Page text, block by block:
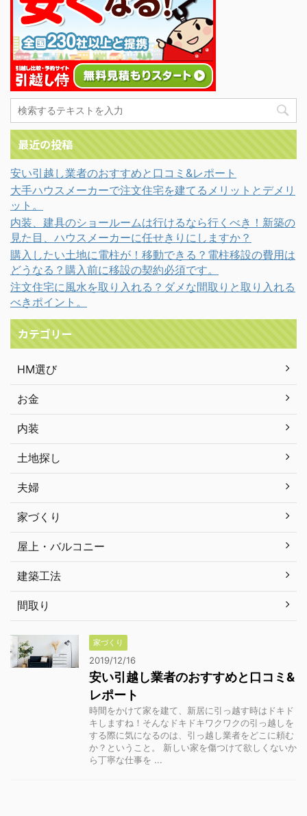
最近の投稿
安い引越し業者のおすすめと口コミ&レポート
大手ハウスメーカーで注文住宅を建てるメリットとデメリ
ット。
内装、建具のショールームは行けるなら行くべき！新築の
見た目、ハウスメーカーに任せきりにしますか？
購入したい土地に電柱が！移動できる？電柱移設の費用は
どうなる？購入前に移設の契約必須です。
注文住宅に風水を取り入れる？ダメな間取りと取り入れる
べきポイント。
カテゴリー
HM選び
お金
内装
土地探し
夫婦
家づくり
屋上・バルコニー
建築工法
間取り
家づくり
2019/12/16
安い引越し業者のおすすめと口コミ&
レポート
時間をかけて家を建て、新居に引っ越す時はドキド
キしますね！そんなドキドキワクワクの引っ越しを
する際に気になるのは、引っ越し業者をどこに頼む
か？ということ。 新しい家を傷つけて欲しくないか
ら丁寧な仕事を ...